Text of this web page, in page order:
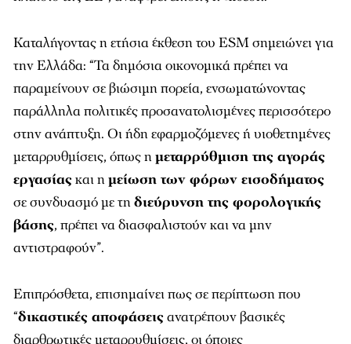
Καταλήγοντας η ετήσια έκθεση του ESM σημειώνει για
την Ελλάδα: “Τα δημόσια οικονομικά πρέπει να
παραμείνουν σε βιώσιμη πορεία, ενσωματώνοντας
παράλληλα πολιτικές προσανατολισμένες περισσότερο
στην ανάπτυξη. Οι ήδη εφαρμοζόμενες ή υιοθετημένες
μεταρρυθμίσεις, όπως ημεταρρύθμιση της αγοράς
εργασίαςκαι ημείωση των φόρων εισοδήματος
σε συνδυασμό με τηδιεύρυνση της φορολογικής
βάσης, πρέπει να διασφαλιστούν και να μην
αντιστραφούν”.
Επιπρόσθετα, επισημαίνει πως σε περίπτωση που
“δικαστικές αποφάσειςανατρέπουν βασικές
διαρθρωτικές μεταρρυθμίσεις, οι όποιες